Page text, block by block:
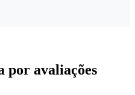
por avaliações